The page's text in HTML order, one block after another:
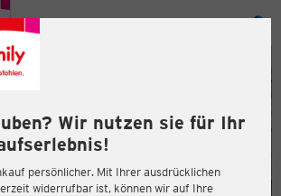
Wir nutzen sie für Ihr
persönlicher. Mit Ihrer ausdrücklichen
widerrufbar ist, können wir auf Ihre